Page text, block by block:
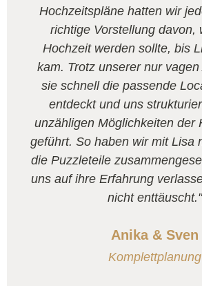
Hochzeitspläne hatten wir
richtige Vorstellung davon,
Hochzeit werden sollte, bis
kam. Trotz unserer nur
sie schnell die passende
entdeckt und uns
unzähligen Möglichkeiten der
geführt. So haben wir mit Lisa
die Puzzleteile
uns auf ihre Erfahrung
nicht enttäuscht."
Anika & Sven
Komplettplanung